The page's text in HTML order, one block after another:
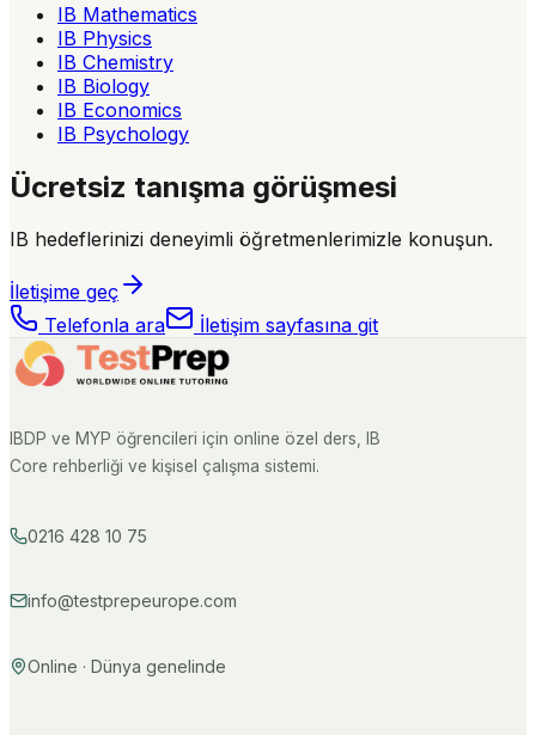
IB Mathematics
IB Physics
IB Chemistry
IB Biology
IB Economics
IB Psychology
Ücretsiz tanışma görüşmesi
IB hedeflerinizi deneyimli öğretmenlerimizle konuşun.
İletişime geç
Telefonla ara
İletişim sayfasına git
IBDP ve MYP öğrencileri için online özel ders, IB
Core rehberliği ve kişisel çalışma sistemi.
0216 428 10 75
info@testprepeurope.com
Online · Dünya genelinde